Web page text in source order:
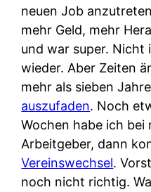
neuen Job
mehr Geld, mehr
und war super. Nicht
wieder. Aber Zeiten
mehr als sieben
auszufaden. Noch
Wochen habe ich bei
Arbeitgeber, dann
Vereinswechsel.
noch nicht richtig.